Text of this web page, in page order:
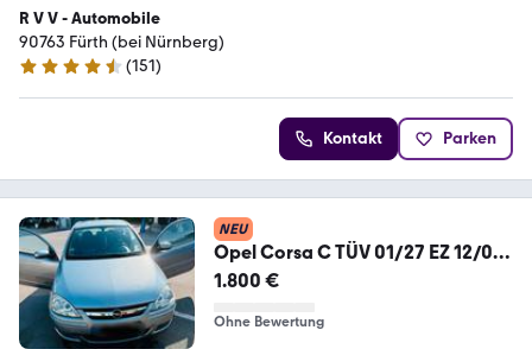
R V V - Automobile
90763 Fürth (bei Nürnberg)
4.7 Sterne
(151)
Kontakt Parken
NEU
Opel Corsa C TÜV 01/27 EZ 12/05
97.793...
1.800 €
Ohne Bewertung